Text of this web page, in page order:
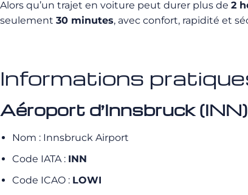
Alors qu’un trajet en voiture peut durer plus de 2
seulement 30 minutes, avec confort, rapidité et
Informations
Aéroport d’Innsbruck (INN)
Nom : Innsbruck Airport
Code IATA : INN
Code ICAO : LOWI